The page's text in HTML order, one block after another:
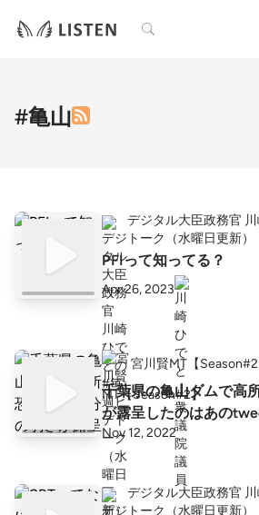
検索
#亀山
デジタル大臣政務官
トーク（水曜日更新）
PFIって知ってる？
Apr 26, 2023
宮川賢MT【Season#2
千葉県の亀山ダムで高
が露呈したのはあの
Nov 12, 2022
デジタル大臣政務官
トーク（水曜日更新）